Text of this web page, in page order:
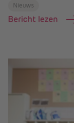
Nieuws
Bericht lezen